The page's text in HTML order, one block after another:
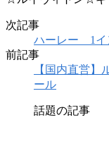
次記事
ハーレー 1
前記事
【国内直営
ール
話題の記事